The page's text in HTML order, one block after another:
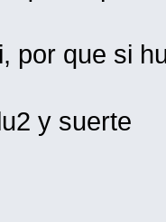
por que si
y suerte